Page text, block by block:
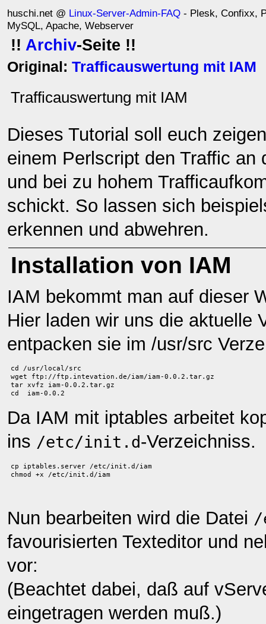
huschi.net @ Linux-Server-Admin-FAQ - Plesk, Confixx,
MySQL, Apache, Webserver
!! Archiv-Seite !!
Original: Trafficauswertung mit IAM
Trafficauswertung mit IAM
Dieses Tutorial soll euch
einem Perlscript den Traffic
und bei zu hohem
schickt. So lassen sich
erkennen und abwehren.
Installation von IAM
IAM bekommt man auf dieser
Hier laden wir uns die aktuelle
entpacken sie im /usr/src
cd /usr/local/src
wget ftp://ftp.intevation.de/iam/iam-0.0.2.tar.gz
tar xvfz iam-0.0.2.tar.gz
cd  iam-0.0.2
Da IAM mit iptables arbeitet
ins /etc/init.d-Verzeichniss.
cp iptables.server /etc/init.d/iam
chmod +x /etc/init.d/iam
Nun bearbeiten wird die Datei /
favourisierten Texteditor und
vor:
(Beachtet dabei, daß auf
eingetragen werden muß.)